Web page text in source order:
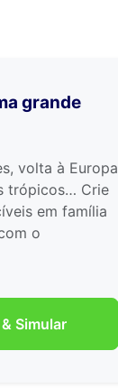
grande
volta à Europa
trópicos… Crie
em família
o
Simular